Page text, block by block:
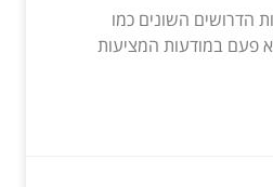
הדרושים השונים כמו
פעם במודעות המציעות